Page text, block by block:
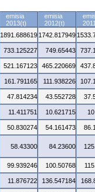
emisia
2013(t)
emisia
2012(t)
1891.688619 1742.817949
733.125227 749.65443
521.167123 465.220669
161.791165 111.938226
47.814234 43.552728
11.411751 10.621715
50.830274 54.161473
58.43300 84.23600
99.939246 100.50768
11.876722 136.547184